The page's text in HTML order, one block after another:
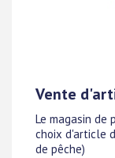
Vente
Le magasin de
choix d'article
de pêche)